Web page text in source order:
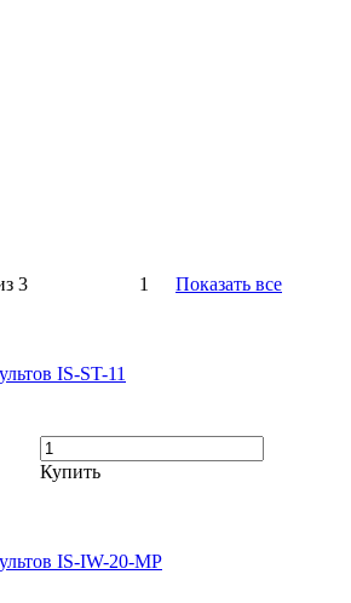
3 1
Показать все
IS-ST-11
Купить
IS-IW-20-MP